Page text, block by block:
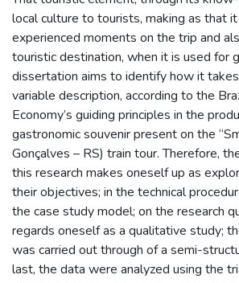
local culture to tourists, making as that
experienced moments on the trip and
touristic destination, when it is used for
dissertation aims to identify how it
variable description, according to the
Economy’s guiding principles in the
gastronomic souvenir present on the
Gonçalves – RS) train tour. Therefore,
this research makes oneself up as
their objectives; in the technical
the case study model; on the research
regards oneself as a qualitative study;
was carried out through of a semi-
last, the data were analyzed using the